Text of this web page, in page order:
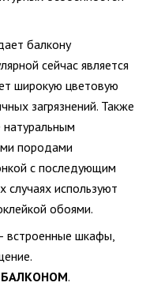
балкону
сейчас является
широкую цветовую
загрязнений. Также
породами
с последующим
используют
обоями.
встроенные шкафы,
.